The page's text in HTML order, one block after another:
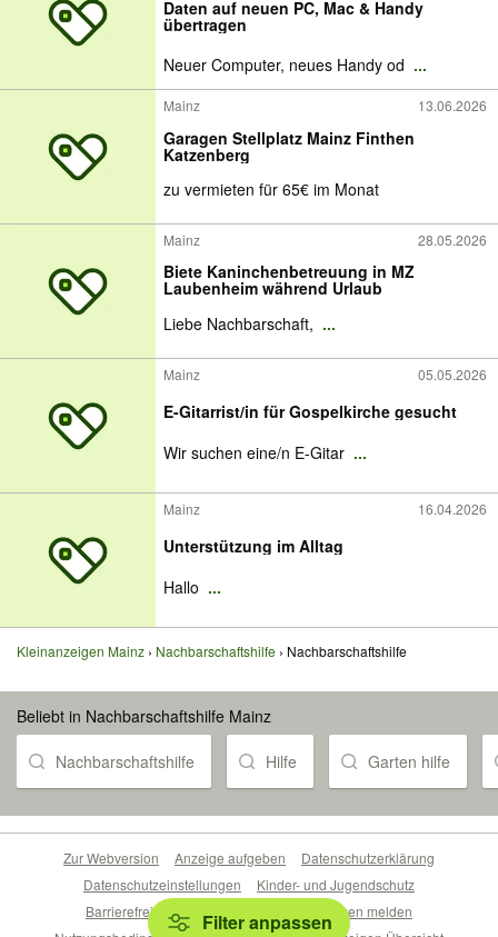
Daten auf neuen PC, Mac & Handy
übertragen
Neuer Computer, neues Handy od ...
Mainz 13.06.2026
Garagen Stellplatz Mainz Finthen
Katzenberg
zu vermieten für 65€ im Monat
Mainz 28.05.2026
Biete Kaninchenbetreuung in MZ
Laubenheim während Urlaub
Liebe Nachbarschaft, ...
Mainz 05.05.2026
E-Gitarrist/in für Gospelkirche gesucht
Wir suchen eine/n E-Gitar ...
Mainz 16.04.2026
Unterstützung im Alltag
Hallo ...
Kleinanzeigen Mainz Nachbarschaftshilfe Nachbarschaftshilfe
Beliebt in Nachbarschaftshilfe Mainz
Nachbarschaftshilfe Hilfe Garten hilfe
Filter anpassen
Zur Webversion Anzeige aufgeben
Datenschutzerklärung
Datenschutzeinstellungen
Kinder- und Jugendschutz
Barrierefreiheitserklärung
Sicherheitslücken melden